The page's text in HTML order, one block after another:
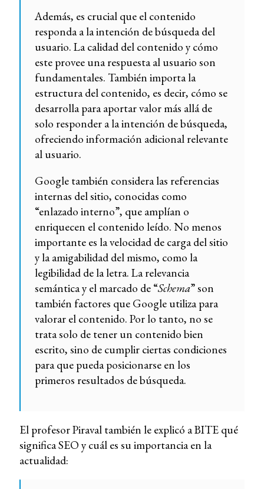
Además, es crucial que el contenido
responda a la intención de búsqueda del
usuario. La calidad del contenido y cómo
este provee una respuesta al usuario son
fundamentales. También importa la
estructura del contenido, es decir, cómo se
desarrolla para aportar valor más allá de
solo responder a la intención de búsqueda,
ofreciendo información adicional relevante
al usuario.
Google también considera las referencias
internas del sitio, conocidas como
“enlazado interno”, que amplían o
enriquecen el contenido leído. No menos
importante es la velocidad de carga del sitio
y la amigabilidad del mismo, como la
legibilidad de la letra. La relevancia
semántica y el marcado de “Schema” son
también factores que Google utiliza para
valorar el contenido. Por lo tanto, no se
trata solo de tener un contenido bien
escrito, sino de cumplir ciertas condiciones
para que pueda posicionarse en los
primeros resultados de búsqueda.
El profesor Piraval también le explicó a BITE qué
significa SEO y cuál es su importancia en la
actualidad: